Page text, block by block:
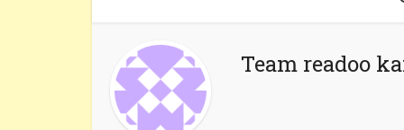
Team readoo